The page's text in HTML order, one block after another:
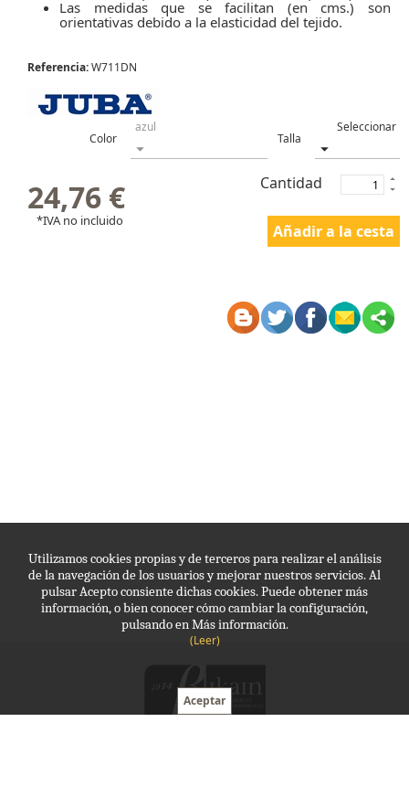
Utilizamos cookies propias y de terceros para realizar el análisis
de la navegación de los usuarios y mejorar nuestros servicios. Al
pulsar Acepto consiente dichas cookies. Puede obtener más
información, o bien conocer cómo cambiar la configuración,
pulsando en Más información.
(Leer)
Las medidas que se facilitan (en cms.) son
orientativas debido a la elasticidad del tejido.
Referencia:W711DN
Color Talla
24,76 €
*IVA no incluido
Cantidad